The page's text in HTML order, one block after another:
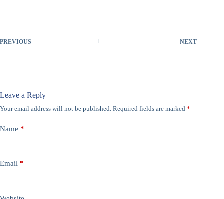
PREVIOUS NEXT
Leave a Reply
Your email address will not be published. Required fields are marked *
Name *
Email *